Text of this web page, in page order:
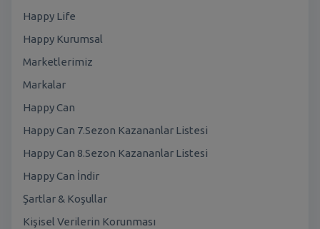
Happy Life
Happy Kurumsal
Marketlerimiz
Markalar
Happy Can
Happy Can 7.Sezon Kazananlar Listesi
Happy Can 8.Sezon Kazananlar Listesi
Happy Can İndir
Şartlar & Koşullar
Kişisel Verilerin Korunması